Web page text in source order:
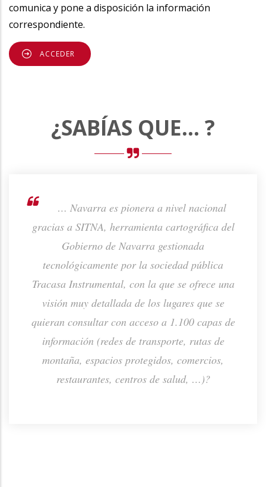
comunica y pone a disposición la información
correspondiente.
ACCEDER
¿SABÍAS QUE... ?
… Navarra es pionera a nivel nacional
gracias a SITNA, herramienta cartográfica del
Gobierno de Navarra gestionada
tecnológicamente por la sociedad pública
Tracasa Instrumental, con la que se ofrece una
visión muy detallada de los lugares que se
quieran consultar con acceso a 1.100 capas de
información (redes de transporte, rutas de
montaña, espacios protegidos, comercios,
restaurantes, centros de salud, …)?